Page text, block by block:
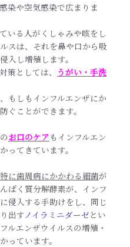
染や空気感染で広まりま
いる人がくしゃみや咳をし
スは、それを鼻や口から吸
入し増殖します。
策としては、 うがい・手洗
もしもインフルエンザにか
ぐことができます。
お口のケア もインフルエン
ってきています。
特に歯周病にかかわる細菌が
ぱく質分解酵素が、インフ
侵入する手助けをし、同じ
出すノイラミニダーゼ とい
ルエンザウイルスの増殖・
っています。